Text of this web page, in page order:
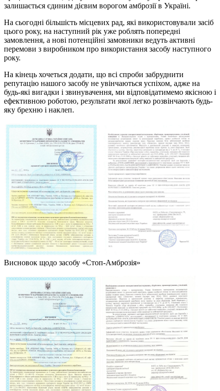
залишається єдиним дієвим ворогом амброзії в Україні.
На сьогодні більшість місцевих рад, які використовували засіб
цього року, на наступний рік уже роблять попередні
замовлення, а нові потенційні замовники ведуть активні
перемови з виробником про використання засобу наступного
року.
На кінець хочеться додати, що всі спроби забруднити
репутацію нашого засобу не увінчаються успіхом, адже на
будь-які вигадки і звинувачення, ми відповідатимемо якісною і
ефективною роботою, результати якої легко розвінчають будь-
яку брехню і наклеп.
Висновок щодо засобу «Стоп-Амброзія»